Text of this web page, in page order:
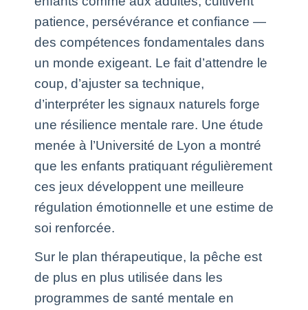
patience, persévérance et confiance —
des compétences fondamentales dans
un monde exigeant. Le fait d’attendre le
coup, d’ajuster sa technique,
d’interpréter les signaux naturels forge
une résilience mentale rare. Une étude
menée à l’Université de Lyon a montré
que les enfants pratiquant régulièrement
ces jeux développent une meilleure
régulation émotionnelle et une estime de
soi renforcée.
Sur le plan thérapeutique, la pêche est
de plus en plus utilisée dans les
programmes de santé mentale en